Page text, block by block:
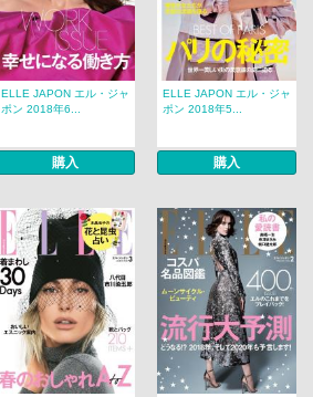
ELLE JAPON エル・ジャ
ポン 2018年6...
購入
ELLE JAPON エル・ジャ
ポン 2018年5...
購入